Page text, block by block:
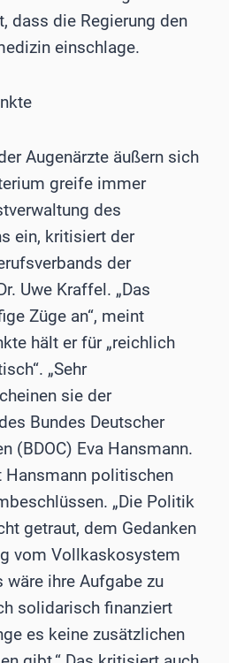
dass die Regierung den
einschlage.
Augenärzte äußern sich
greife immer
des
ein, kritisiert der
der
Uwe Kraffel. „Das
Züge an“, meint
hält er für „reichlich
„Sehr
sie der
Bundes Deutscher
(BDOC) Eva Hansmann.
politischen
„Die Politik
getraut, dem Gedanken
vom Vollkaskosystem
wäre ihre Aufgabe zu
solidarisch finanziert
es keine zusätzlichen